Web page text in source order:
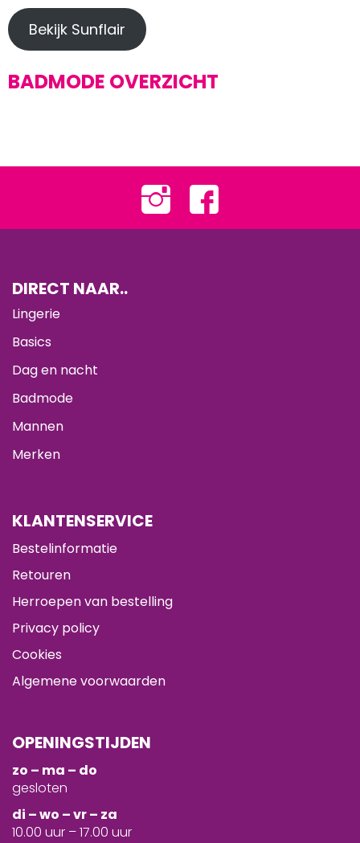
Bekijk Sunflair
BADMODE OVERZICHT
DIRECT NAAR..
Lingerie
Basics
Dag en nacht
Badmode
Mannen
Merken
KLANTENSERVICE
Bestelinformatie
Retouren
Herroepen van bestelling
Privacy policy
Cookies
Algemene voorwaarden
OPENINGSTIJDEN
zo – ma – do
gesloten
di – wo – vr – za
10.00 uur – 17.00 uur